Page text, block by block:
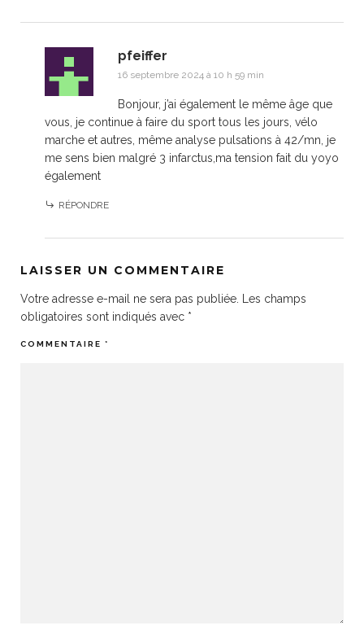
pfeiffer
16 septembre 2024 à 10 h 59 min
Bonjour, j’ai également le même âge que
vous, je continue à faire du sport tous les jours, vélo
marche et autres, même analyse pulsations à 42/mn, je
me sens bien malgré 3 infarctus,ma tension fait du yoyo
également
RÉPONDRE
LAISSER UN COMMENTAIRE
Votre adresse e-mail ne sera pas publiée.
Les champs
obligatoires sont indiqués avec *
COMMENTAIRE *